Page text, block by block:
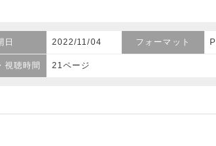
日 2022/11/04 フォーマット
視聴時間 21ページ